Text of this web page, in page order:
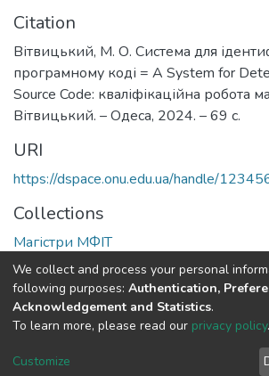
Citation
Вітвицький, М. О. Система для
програмному коді = A System for
Source Code: кваліфікаційна робота
Вітвицький. – Одеса, 2024. – 69 с.
URI
https://dspace.onu.edu.ua/handle/
Collections
Магістри МФІТ
Full item page
DSpace software copyright © 2009-
Cookie
End User
We collect and process your personal
following purposes: Authentication,
Acknowledgement and Statistics.
To learn more, please read our privacy policy.
Customize